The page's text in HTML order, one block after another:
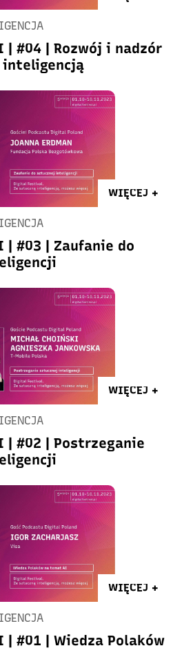
| #04 | Rozwój i nadzór
inteligencją
WIĘCEJ +
| #03 | Zaufanie do
WIĘCEJ +
| #02 | Postrzeganie
WIĘCEJ +
| #01 | Wiedza Polaków